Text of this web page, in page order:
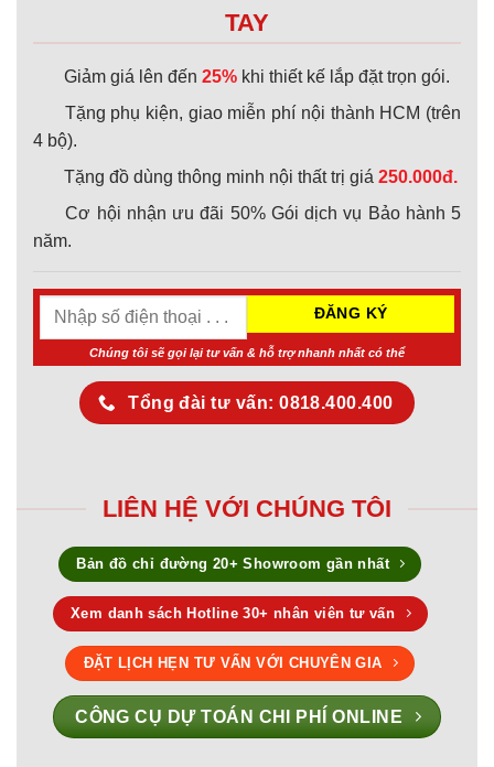
TAY
Giảm giá lên đến 25% khi thiết kế lắp đặt trọn gói.
Tặng phụ kiện, giao miễn phí nội thành HCM (trên
4 bộ).
Tặng đồ dùng thông minh nội thất trị giá 250.000đ.
Cơ hội nhận ưu đãi 50% Gói dịch vụ Bảo hành 5
năm.
Chúng tôi sẽ gọi lại tư vấn & hỗ trợ nhanh nhất có thể
Tổng đài tư vấn: 0818.400.400
LIÊN HỆ VỚI CHÚNG TÔI
Bản đồ chỉ đường 20+ Showroom gần nhất
Xem danh sách Hotline 30+ nhân viên tư vấn
ĐẶT LỊCH HẸN TƯ VẤN VỚI CHUYÊN GIA
CÔNG CỤ DỰ TOÁN CHI PHÍ ONLINE